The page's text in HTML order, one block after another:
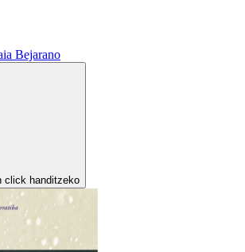
Bejarano
click handitzeko